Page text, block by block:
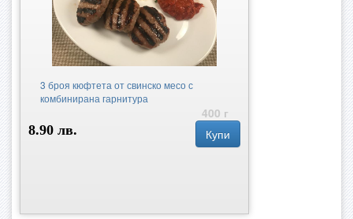
3 броя кюфтета от свинско месо с
комбинирана гарнитура
400 г
8.90 лв.
Купи